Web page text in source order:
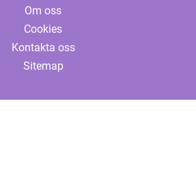
Om oss
Cookies
Kontakta oss
Sitemap